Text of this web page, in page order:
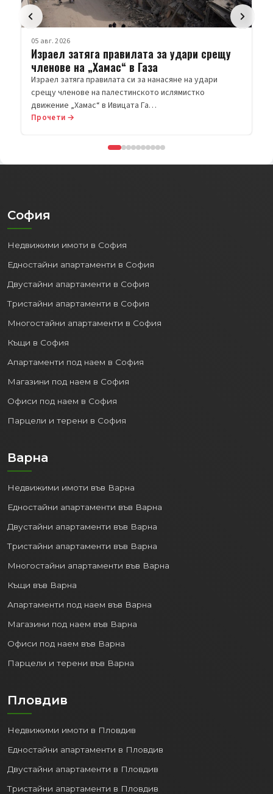
05 авг. 2026
Израел затяга правилата за удари срещу
членове на „Хамас“ в Газа
Израел затяга правилата си за нанасяне на удари
срещу членове на палестинското ислямистко
движение „Хамас“ в Ивицата Га…
Прочети →
София
Недвижими имоти в София
Едностайни апартаменти в София
Двустайни апартаменти в София
Тристайни апартаменти в София
Многостайни апартаменти в София
Къщи в София
Апартаменти под наем в София
Магазини под наем в София
Офиси под наем в София
Парцели и терени в София
Варна
Недвижими имоти във Варна
Едностайни апартаменти във Варна
Двустайни апартаменти във Варна
Тристайни апартаменти във Варна
Многостайни апартаменти във Варна
Къщи във Варна
Апартаменти под наем във Варна
Магазини под наем във Варна
Офиси под наем във Варна
Парцели и терени във Варна
Пловдив
Недвижими имоти в Пловдив
Едностайни апартаменти в Пловдив
Двустайни апартаменти в Пловдив
Тристайни апартаменти в Пловдив